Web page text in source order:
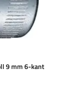
9 mm 6-kant